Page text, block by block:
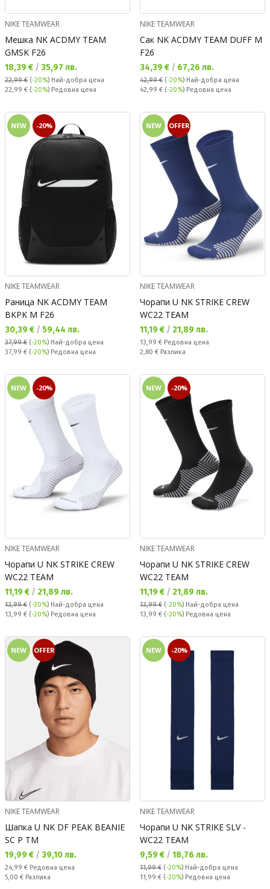
NIKE TEAMWEAR
Мешка NK ACDMY TEAM
GMSK F26
Текуща цена:
18,39 € / 35,97 лв.
22,99 € (-20%) Най-добра цена
Редовна цена:
22,99 € (-20%) Редовна цена
NIKE TEAMWEAR
Сак NK ACDMY TEAM DUFF M
F26
Текуща цена:
34,39 € / 67,26 лв.
42,99 € (-20%) Най-добра цена
Редовна цена:
42,99 € (-20%) Редовна цена
NEW -20%
NIKE TEAMWEAR
Раница NK ACDMY TEAM
BKPK M F26
Текуща цена:
30,39 € / 59,44 лв.
37,99 € (-20%) Най-добра цена
Редовна цена:
37,99 € (-20%) Редовна цена
NEW OFFER
NIKE TEAMWEAR
Чорапи U NK STRIKE CREW
WC22 TEAM
Текуща цена:
11,19 € / 21,89 лв.
Редовна цена:
13,99 € Редовна цена
Спестявате:
2,80 € Разлика
NEW -20%
NIKE TEAMWEAR
Чорапи U NK STRIKE CREW
WC22 TEAM
Текуща цена:
11,19 € / 21,89 лв.
13,99 € (-20%) Най-добра цена
Редовна цена:
13,99 € (-20%) Редовна цена
NEW -20%
NIKE TEAMWEAR
Чорапи U NK STRIKE CREW
WC22 TEAM
Текуща цена:
11,19 € / 21,89 лв.
13,99 € (-20%) Най-добра цена
Редовна цена:
13,99 € (-20%) Редовна цена
NEW OFFER
NIKE TEAMWEAR
Шапка U NK DF PEAK BEANIE
SC P TM
Текуща цена:
19,99 € / 39,10 лв.
Редовна цена:
24,99 € Редовна цена
Спестявате:
5,00 € Разлика
NEW -20%
NIKE TEAMWEAR
Чорапи U NK STRIKE SLV -
WC22 TEAM
Текуща цена:
9,59 € / 18,76 лв.
11,99 € (-20%) Най-добра цена
Редовна цена:
11,99 € (-20%) Редовна цена